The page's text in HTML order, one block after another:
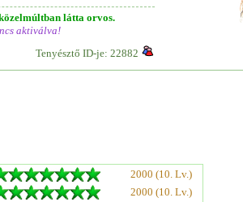
közelmúltban látta orvos.
aktiválva!
Tenyésztő ID-je: 22882
2000 (10. Lv.)
2000 (10. Lv.)